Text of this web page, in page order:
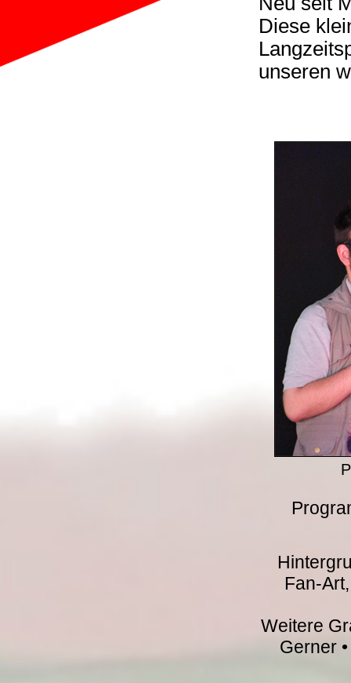
Diese
unseren
Fan-
Weitere
Gerner